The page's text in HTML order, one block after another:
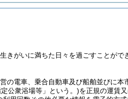
きがいに満ちた日々を過ごすことが
の電車、乗合自動車及び船舶並びに
公衆浴場等」という。)を正規の運賃